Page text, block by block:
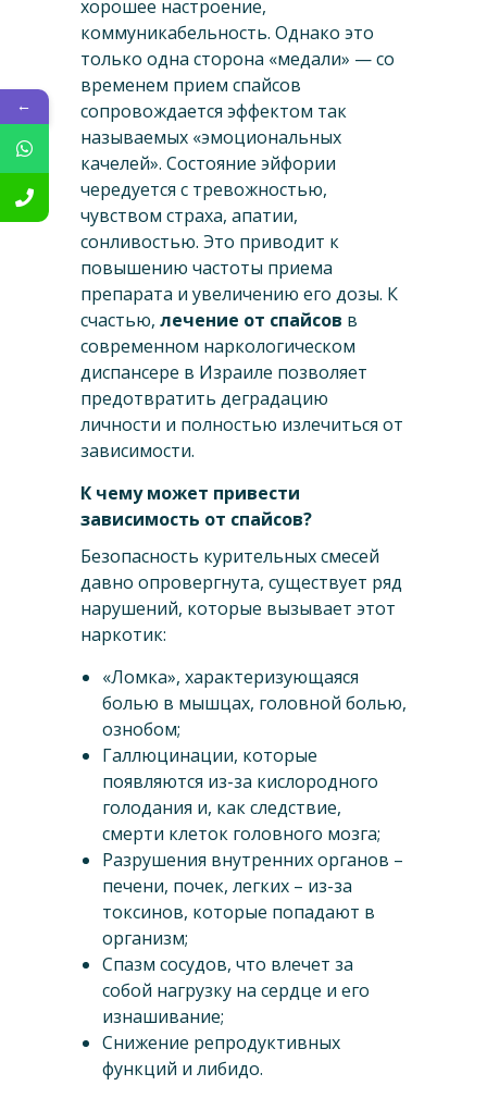
хорошее настроение,
коммуникабельность. Однако это
только одна сторона «медали» — со
временем прием спайсов
сопровождается эффектом так
называемых «эмоциональных
качелей». Состояние эйфории
чередуется с тревожностью,
чувством страха, апатии,
сонливостью. Это приводит к
повышению частоты приема
препарата и увеличению его дозы. К
счастью, лечение от спайсов в
современном наркологическом
диспансере в Израиле позволяет
предотвратить деградацию
личности и полностью излечиться от
зависимости.
К чему может привести
зависимость от спайсов?
Безопасность курительных смесей
давно опровергнута, существует ряд
нарушений, которые вызывает этот
наркотик:
«Ломка», характеризующаяся
болью в мышцах, головной болью,
ознобом;
Галлюцинации, которые
появляются из-за кислородного
голодания и, как следствие,
смерти клеток головного мозга;
Разрушения внутренних органов –
печени, почек, легких – из-за
токсинов, которые попадают в
организм;
Спазм сосудов, что влечет за
собой нагрузку на сердце и его
изнашивание;
Снижение репродуктивных
функций и либидо.
←